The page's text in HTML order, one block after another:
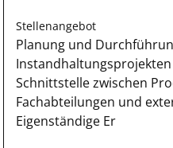
Stellenangebot
Planung und
Instandhaltungsprojekten
Schnittstelle zwischen
Fachabteilungen und
Eigenständige Er